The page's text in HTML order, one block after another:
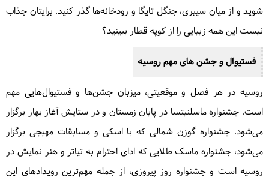
شوید و از میان سیبری، جنگل تایگا و رودخانه‌ها گذر کنید. برایتان جذاب
نیست این همه زیبایی را از کوپه قطار ببینید؟
فستیوال و جشن های مهم روسیه
روسیه در هر فصل و موقعیتی، میزبان جشن‌ها و فستیوال‌هایی مهم
است. جشنواره ماسلنیتسا در پایان زمستان و در ستایش آغاز بهار برگزار
می‌شود. جشنواره گوزن شمالی که با اسکی و مسابقات مهیجی برگزار
می‌شود، جشنواره ماسک طلایی که ادای احترام به تیاتر و هنر نمایش در
روسیه است و جشنواره روز پیروزی، از جمله مهم‌ترین رویدادهای این